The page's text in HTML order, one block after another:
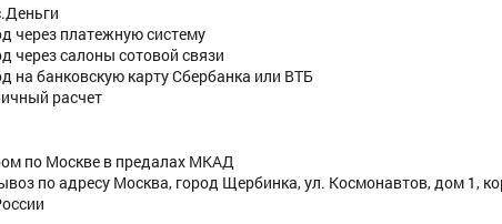
через платежную систему
через салоны сотовой связи
на банковскую карту Сбербанка или ВТБ
расчет
по Москве в предалах МКАД
по адресу Москва, город Щербинка, ул. Космонавтов, дом 1,